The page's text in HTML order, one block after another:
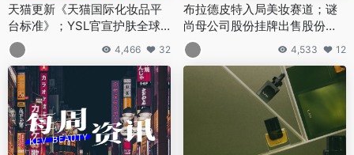
天猫更新《天猫国际化妆品平
台标准》；YSL官宣护肤全球
代言人肖战；珂润、芙丽芳丝
将在中国正式生产… | 美妆风向
标
4,466 32
布拉德皮特入局美妆赛道；谜
尚母公司股份挂牌出售股份；
新版国家化妆品不良反应监测
系统上线… | 美妆风向标
4,533 12